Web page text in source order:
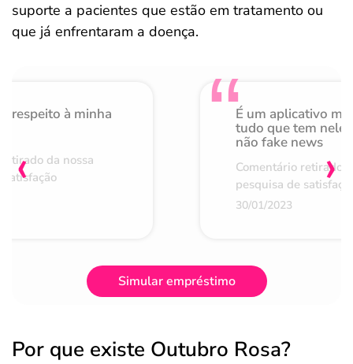
suporte a pacientes que estão em tratamento ou
que já enfrentaram a doença.
respeito à minha
da nossa
É um aplicativo
tudo que tem nele
não fake news
Comentário retirado
pesquisa de
30/01/2023
‹ ›
Simular empréstimo
Por que existe Outubro Rosa?